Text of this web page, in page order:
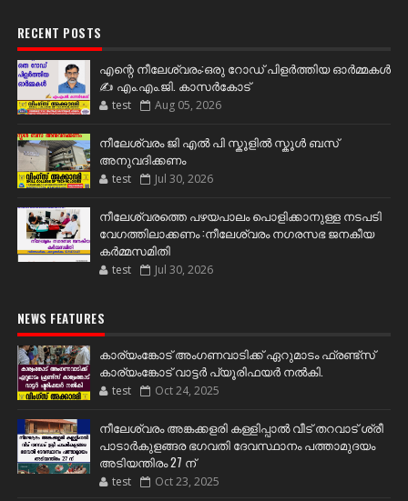
RECENT POSTS
എന്റെ നീലേശ്വരം:ഒരു റോഡ് പിളർത്തിയ ഓർമ്മകൾ
✍️ എം.എം.ജി. കാസർകോട്
test Aug 05, 2026
നീലേശ്വരം ജി എൽ പി സ്കൂളിൽ സ്കൂൾ ബസ്
അനുവദിക്കണം
test Jul 30, 2026
നീലേശ്വരത്തെ പഴയപാലം പൊളിക്കാനുള്ള നടപടി
വേഗത്തിലാക്കണം :നീലേശ്വരം നഗരസഭ ജനകീയ
കർമ്മസമിതി
test Jul 30, 2026
NEWS FEATURES
കാര്യംങ്കോട് അംഗണവാടിക്ക് ഏറുമാടം ഫ്രണ്ട്സ്
കാര്യംങ്കോട് വാട്ടർ പ്യൂരിഫയർ നൽകി.
test Oct 24, 2025
നീലേശ്വരം അങ്കക്കളരി കള്ളിപ്പാൽ വീട് തറവാട് ശ്രീ
പാടാർകുളങ്ങര ഭഗവതി ദേവസ്ഥാനം പത്താമുദയം
അടിയന്തിരം 27 ന്
test Oct 23, 2025